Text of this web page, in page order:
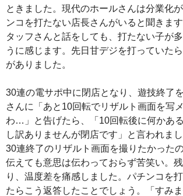
ときました。現代のホールさんは分業化
ンコを打たない店長さんがいると聞きま
タッフさんと話をしても、打たない子が
うに感じます。先日甘デジを打っていた
がありました。
30連の電サポ中に閉店となり、遊技終了
さんに「あと10回転でリザルト画面を写
わ…」と告げたら、「10回転後に何かあ
し訳ありませんが閉店です」と言われまし
30連終了のリザルト画面を撮りたかった
伝えても意思は伝わっておらず苦笑い。
り、温度差を痛感しました。パチンコを
たらこう返答したことでしょう。「すみ